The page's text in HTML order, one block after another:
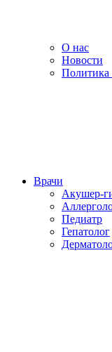
О нас
Новости
Политика
Врачи
Акушер-
Педиатр
Гепатолог